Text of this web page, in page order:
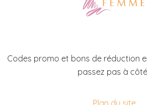
Codes promo et bons de réduction
passez pas à
Plan du site